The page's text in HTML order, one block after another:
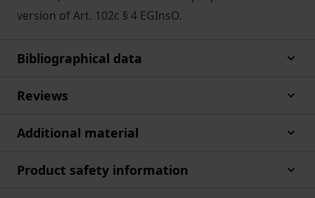
version of Art. 102c § 4 EGInsO.
Bibliographical data
Reviews
Additional material
Product safety information